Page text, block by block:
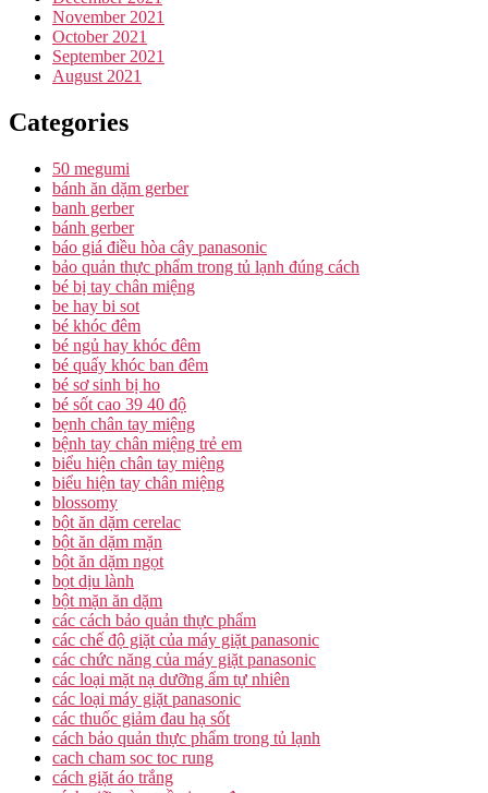
November 2021
October 2021
September 2021
August 2021
Categories
50 megumi
bánh ăn dặm gerber
banh gerber
bánh gerber
báo giá điều hòa cây panasonic
bảo quản thực phẩm trong tủ lạnh đúng cách
bé bị tay chân miệng
be hay bi sot
bé khóc đêm
bé ngủ hay khóc đêm
bé quấy khóc ban đêm
bé sơ sinh bị ho
bé sốt cao 39 40 độ
bẹnh chân tay miệng
bệnh tay chân miệng trẻ em
biểu hiện chân tay miệng
biểu hiện tay chân miệng
blossomy
bột ăn dặm cerelac
bột ăn dặm mặn
bột ăn dặm ngọt
bọt dịu lành
bột mặn ăn dặm
các cách bảo quản thực phẩm
các chế độ giặt của máy giặt panasonic
các chức năng của máy giặt panasonic
các loại mặt nạ dưỡng ẩm tự nhiên
các loại máy giặt panasonic
các thuốc giảm đau hạ sốt
cách bảo quản thực phẩm trong tủ lạnh
cach cham soc toc rung
cách giặt áo trắng